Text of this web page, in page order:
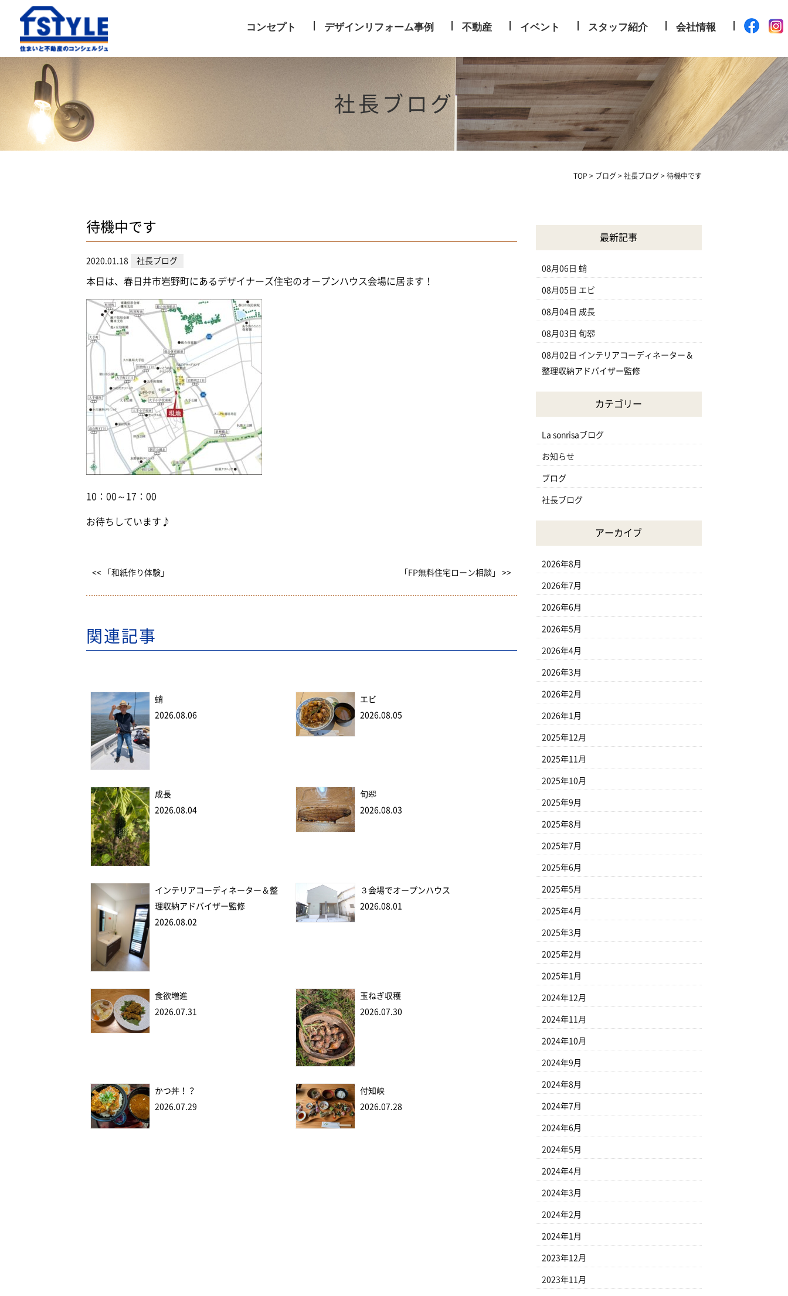
コンセプト デザインリフォーム事例 不動産 イベント スタッフ紹介 会社情報
社長ブログ
TOP > ブログ > 社長ブログ > 待機中です
待機中です
2020.01.18 社長ブログ
本日は、春日井市岩野町にあるデザイナーズ住宅のオープンハウス会場に居ます！
10：00～17：00
お待ちしています♪
<< 「和紙作り体験」 「FP無料住宅ローン相談」 >>
関連記事
蛸
2026.08.06
エビ
2026.08.05
成長
2026.08.04
旬翆
2026.08.03
インテリアコーディネーター＆整
理収納アドバイザー監修
2026.08.02
３会場でオープンハウス
2026.08.01
食欲増進
2026.07.31
玉ねぎ収穫
2026.07.30
かつ丼！？
2026.07.29
付知峡
2026.07.28
最新記事
08月06日 蛸
08月05日 エビ
08月04日 成長
08月03日 旬翆
08月02日 インテリアコーディネーター＆
整理収納アドバイザー監修
カテゴリー
La sonrisaブログ
お知らせ
ブログ
社長ブログ
アーカイブ
2026年8月
2026年7月
2026年6月
2026年5月
2026年4月
2026年3月
2026年2月
2026年1月
2025年12月
2025年11月
2025年10月
2025年9月
2025年8月
2025年7月
2025年6月
2025年5月
2025年4月
2025年3月
2025年2月
2025年1月
2024年12月
2024年11月
2024年10月
2024年9月
2024年8月
2024年7月
2024年6月
2024年5月
2024年4月
2024年3月
2024年2月
2024年1月
2023年12月
2023年11月